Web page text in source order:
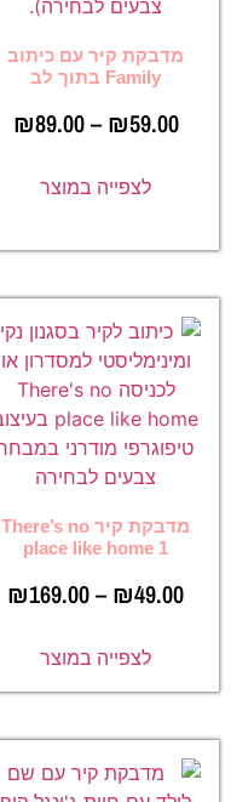
מדבקת קיר עם כיתוב
Family בתוך לב
₪59.00
–
₪89.00
לצפייה במוצר
מדבקת קיר There’s no
place like home 1
₪49.00
–
₪169.00
לצפייה במוצר